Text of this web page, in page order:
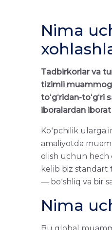
Nima
Tadbirkorlar va
tizimli
toʻgʻridan-
iboralardan iborat
Koʻpchilik ularga
amaliyotda
olish uchun hech
kelib biz standart
— boʻshliq va bir
Nima